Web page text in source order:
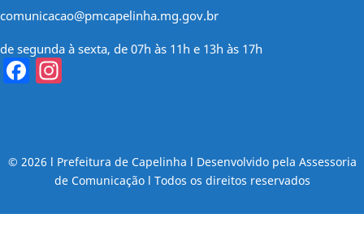
comunicacao@pmcapelinha.mg.gov.br
de segunda à sexta, de 07h às 11h e 13h às 17h
Facebook
© 2026 l Prefeitura de Capelinha l Desenvolvido pela Assessoria
de Comunicação l Todos os direitos reservados